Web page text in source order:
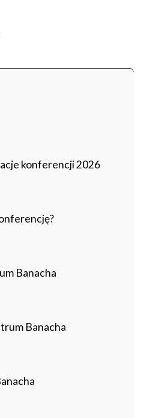
konferencji 2026
Banacha
Banacha